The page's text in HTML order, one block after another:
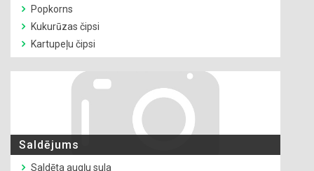
Popkorns
Kukurūzas čipsi
Kartupeļu čipsi
Saldējums
Saldēta augļu sula